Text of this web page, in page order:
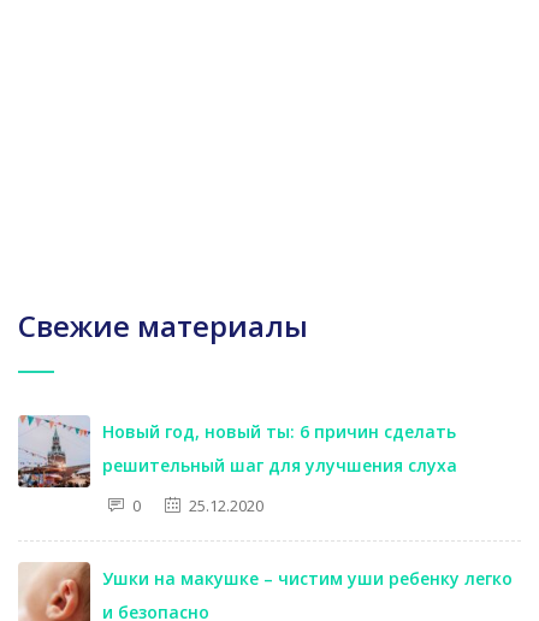
Свежие материалы
Новый год, новый ты: 6 причин сделать
решительный шаг для улучшения слуха
0 25.12.2020
Ушки на макушке – чистим уши ребенку легко
и безопасно